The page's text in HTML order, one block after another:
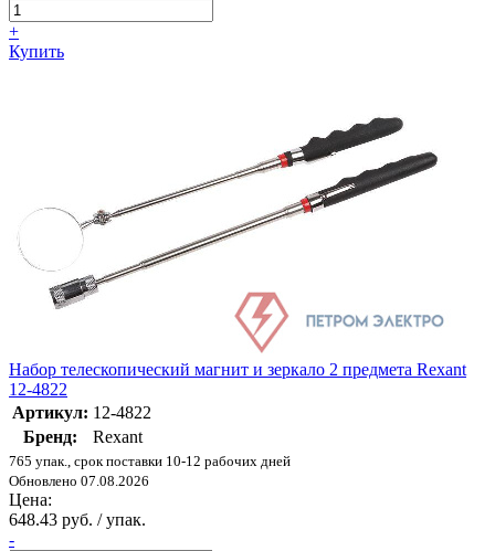
+
Купить
Набор телескопический магнит и зеркало 2 предмета Rexant
12-4822
Артикул: 12-4822
Бренд:
Rexant
765 упак., срок поставки 10-12 рабочих дней
Обновлено 07.08.2026
Цена:
648.43 руб. / упак.
-